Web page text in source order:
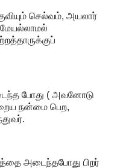
செல்வம், அயலார்
போது ( அவனோடு
நன்மை பெற,
அடைந்தபோது பிறர்